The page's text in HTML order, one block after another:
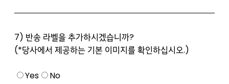
7) 반송 라벨을 추가하시겠습니까?
(*당사에서 제공하는 기본 이미지를 확인하십시오.)
Yes No